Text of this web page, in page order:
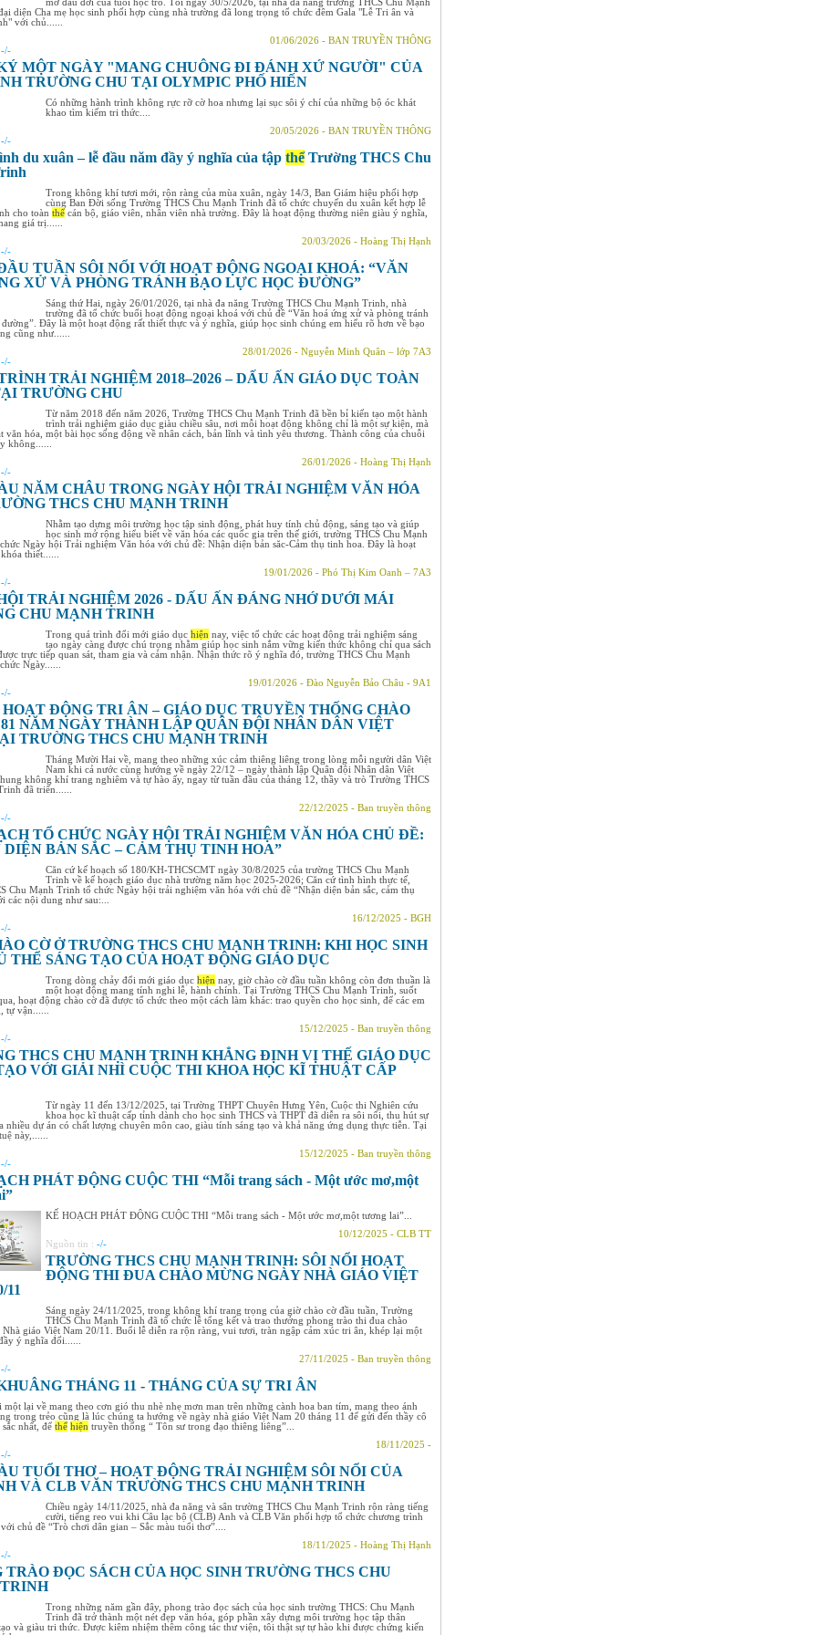
diện Cha mẹ học sinh phối hợp cùng nhà trường đã long trọng tổ chức đêm Gala "Lễ Tri ân và
với chủ......
01/06/2026 - BAN TRUYỀN THÔNG
-/-
MỘT NGÀY "MANG CHUÔNG ĐI ĐÁNH XỨ NGƯỜI" CỦA
TRƯỜNG CHU TẠI OLYMPIC PHỐ HIẾN
Có những hành trình không rực rỡ cờ hoa nhưng lại sục sôi ý chí của những bộ óc khát
khao tìm kiếm tri thức....
20/05/2026 - BAN TRUYỀN THÔNG
-/-
du xuân – lễ đầu năm đầy ý nghĩa của tập thểTrường THCS Chu
Trong không khí tươi mới, rộn ràng của mùa xuân, ngày 14/3, Ban Giám hiệu phối hợp
cùng Ban Đời sống Trường THCS Chu Mạnh Trinh đã tổ chức chuyến du xuân kết hợp lễ
cho toàn thể cán bộ, giáo viên, nhân viên nhà trường. Đây là hoạt động thường niên giàu ý nghĩa,
giá trị......
20/03/2026 - Hoàng Thị Hạnh
-/-
TUẦN SÔI NỔI VỚI HOẠT ĐỘNG NGOẠI KHOÁ: “VĂN
XỬ VÀ PHÒNG TRÁNH BẠO LỰC HỌC ĐƯỜNG”
Sáng thứ Hai, ngày 26/01/2026, tại nhà đa năng Trường THCS Chu Mạnh Trinh, nhà
trường đã tổ chức buổi hoạt động ngoại khoá với chủ đề “Văn hoá ứng xử và phòng tránh
Đây là một hoạt động rất thiết thực và ý nghĩa, giúp học sinh chúng em hiểu rõ hơn về bạo
cũng như......
28/01/2026 - Nguyễn Minh Quân – lớp 7A3
-/-
TRẢI NGHIỆM 2018–2026 – DẤU ẤN GIÁO DỤC TOÀN
TRƯỜNG CHU
Từ năm 2018 đến năm 2026, Trường THCS Chu Mạnh Trinh đã bền bỉ kiến tạo một hành
trình trải nghiệm giáo dục giàu chiều sâu, nơi mỗi hoạt động không chỉ là một sự kiện, mà
văn hóa, một bài học sống động về nhân cách, bản lĩnh và tình yêu thương. Thành công của chuỗi
không......
26/01/2026 - Hoàng Thị Hạnh
-/-
NĂM CHÂU TRONG NGÀY HỘI TRẢI NGHIỆM VĂN HÓA
THCS CHU MẠNH TRINH
Nhằm tạo dựng môi trường học tập sinh động, phát huy tính chủ động, sáng tạo và giúp
học sinh mở rộng hiểu biết về văn hóa các quốc gia trên thế giới, trường THCS Chu Mạnh
Ngày hội Trải nghiệm Văn hóa với chủ đề: Nhận diện bản săc-Cảm thụ tinh hoa. Đây là hoạt
thiết......
19/01/2026 - Phó Thị Kim Oanh – 7A3
-/-
TRẢI NGHIỆM 2026 - DẤU ẤN ĐÁNG NHỚ DƯỚI MÁI
CHU MẠNH TRINH
Trong quá trình đổi mới giáo dục hiện nay, việc tổ chức các hoạt động trải nghiệm sáng
tạo ngày càng được chú trọng nhằm giúp học sinh nắm vững kiến thức không chỉ qua sách
trực tiếp quan sát, tham gia và cảm nhận. Nhận thức rõ ý nghĩa đó, trường THCS Chu Mạnh
Ngày......
19/01/2026 - Đào Nguyễn Bảo Châu - 9A1
-/-
ĐỘNG TRI ÂN – GIÁO DỤC TRUYỀN THỐNG CHÀO
NĂM NGÀY THÀNH LẬP QUÂN ĐỘI NHÂN DÂN VIỆT
TRƯỜNG THCS CHU MẠNH TRINH
Tháng Mười Hai về, mang theo những xúc cảm thiêng liêng trong lòng mỗi người dân Việt
Nam khi cả nước cùng hướng về ngày 22/12 – ngày thành lập Quân đội Nhân dân Việt
không khí trang nghiêm và tự hào ấy, ngay từ tuần đầu của tháng 12, thầy và trò Trường THCS
đã triển......
22/12/2025 - Ban truyền thông
-/-
TỔ CHỨC NGÀY HỘI TRẢI NGHIỆM VĂN HÓA CHỦ ĐỀ:
DIỆN BẢN SẮC – CẢM THỤ TINH HOA”
Căn cứ kế hoạch số 180/KH-THCSCMT ngày 30/8/2025 của trường THCS Chu Mạnh
Trinh về kế hoạch giáo dục nhà trường năm học 2025-2026; Căn cứ tình hình thực tế,
Chu Mạnh Trinh tổ chức Ngày hội trải nghiệm văn hóa với chủ đề “Nhận diện bản sắc, cảm thụ
các nội dung như sau:...
16/12/2025 - BGH
-/-
CỜ Ở TRƯỜNG THCS CHU MẠNH TRINH: KHI HỌC SINH
THỂ SÁNG TẠO CỦA HOẠT ĐỘNG GIÁO DỤC
Trong dòng chảy đổi mới giáo dục hiện nay, giờ chào cờ đầu tuần không còn đơn thuần là
một hoạt động mang tính nghi lễ, hành chính. Tại Trường THCS Chu Mạnh Trinh, suốt
hoạt động chào cờ đã được tổ chức theo một cách làm khác: trao quyền cho học sinh, để các em
tự vận......
15/12/2025 - Ban truyền thông
-/-
THCS CHU MẠNH TRINH KHẲNG ĐỊNH VỊ THẾ GIÁO DỤC
VỚI GIẢI NHÌ CUỘC THI KHOA HỌC KĨ THUẬT CẤP
Từ ngày 11 đến 13/12/2025, tại Trường THPT Chuyên Hưng Yên, Cuộc thi Nghiên cứu
khoa học kĩ thuật cấp tỉnh dành cho học sinh THCS và THPT đã diễn ra sôi nổi, thu hút sự
nhiều dự án có chất lượng chuyên môn cao, giàu tính sáng tạo và khả năng ứng dụng thực tiễn. Tại
này,......
15/12/2025 - Ban truyền thông
-/-
PHÁT ĐỘNG CUỘC THI “Mỗi trang sách - Một ước mơ,một
KẾ HOẠCH PHÁT ĐỘNG CUỘC THI “Mỗi trang sách - Một ước mơ,một tương lai”...
10/12/2025 - CLB TT
Nguồn tin : -/-
TRƯỜNG THCS CHU MẠNH TRINH: SÔI NỔI HOẠT
ĐỘNG THI ĐUA CHÀO MỪNG NGÀY NHÀ GIÁO VIỆT
11
Sáng ngày 24/11/2025, trong không khí trang trọng của giờ chào cờ đầu tuần, Trường
THCS Chu Mạnh Trinh đã tổ chức lễ tổng kết và trao thưởng phong trào thi đua chào
giáo Việt Nam 20/11. Buổi lễ diễn ra rộn ràng, vui tươi, tràn ngập cảm xúc tri ân, khép lại một
ý nghĩa đối......
27/11/2025 - Ban truyền thông
-/-
THÁNG 11 - THÁNG CỦA SỰ TRI ÂN
một lại về mang theo cơn gió thu nhè nhẹ mơn man trên những cành hoa ban tím, mang theo ánh
trong trẻo cũng là lúc chúng ta hướng về ngày nhà giáo Việt Nam 20 tháng 11 để gửi đến thầy cô
nhất, để thể hiện truyền thống “ Tôn sư trong đạo thiêng liêng”...
18/11/2025 -
-/-
TUỔI THƠ – HOẠT ĐỘNG TRẢI NGHIỆM SÔI NỔI CỦA
VÀ CLB VĂN TRƯỜNG THCS CHU MẠNH TRINH
Chiều ngày 14/11/2025, nhà đa năng và sân trường THCS Chu Mạnh Trinh rộn ràng tiếng
cười, tiếng reo vui khi Câu lạc bộ (CLB) Anh và CLB Văn phối hợp tổ chức chương trình
chủ đề “Trò chơi dân gian – Sắc màu tuổi thơ”....
18/11/2025 - Hoàng Thị Hạnh
-/-
TRÀO ĐỌC SÁCH CỦA HỌC SINH TRƯỜNG THCS CHU
Trong những năm gần đây, phong trào đọc sách của học sinh trường THCS: Chu Mạnh
Trinh đã trở thành một nét đẹp văn hóa, góp phần xây dựng môi trường học tập thân
tạo và giàu tri thức. Được kiêm nhiệm thêm công tác thư viện, tôi thật sự tự hào khi được chứng kiến